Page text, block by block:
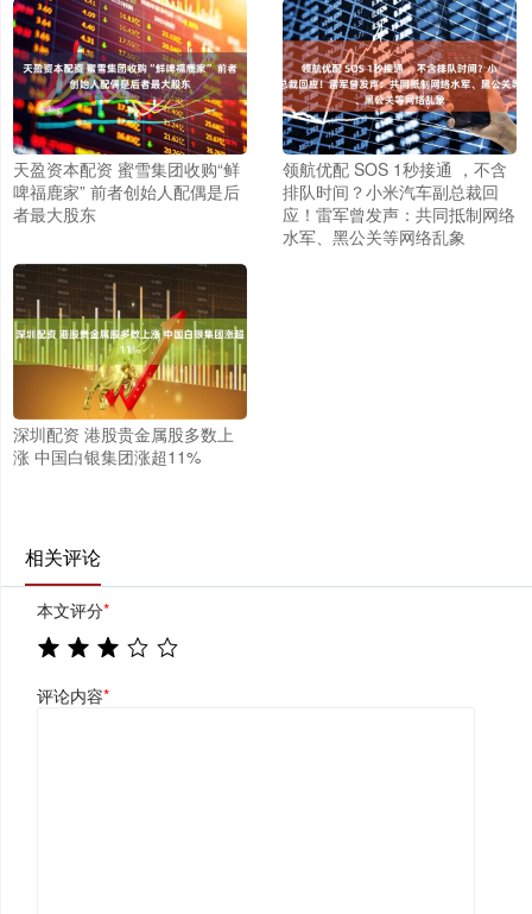
天盈资本配资 蜜雪集团收购“鲜
啤福鹿家” 前者创始人配偶是后
者最大股东
领航优配 SOS 1秒接通 ，不含
排队时间？小米汽车副总裁回
应！雷军曾发声：共同抵制网络
水军、黑公关等网络乱象
深圳配资 港股贵金属股多数上
涨 中国白银集团涨超11%
相关评论
本文评分*
评论内容*